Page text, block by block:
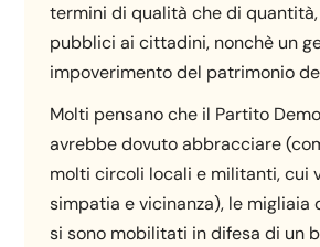
termini di qualità che di quantità,
pubblici ai cittadini, nonchè un
impoverimento del patrimonio
Molti pensano che il Partito
avrebbe dovuto abbracciare
molti circoli locali e militanti, cui
simpatia e vicinanza), le
si sono mobilitati in difesa di un